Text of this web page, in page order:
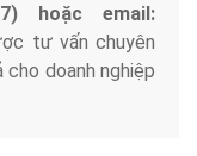
hoặc email:
tư vấn chuyên
cho doanh nghiệp